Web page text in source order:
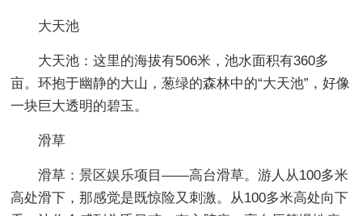
大天池
大天池：这里的海拔有506米，池水面积有360多
亩。环抱于幽静的大山，葱绿的森林中的“大天池”，好像
一块巨大透明的碧玉。
滑草
滑草：景区娱乐项目——高台滑草。游人从100多米
高处滑下，那感觉是既惊险又刺激。从100多米高处向下